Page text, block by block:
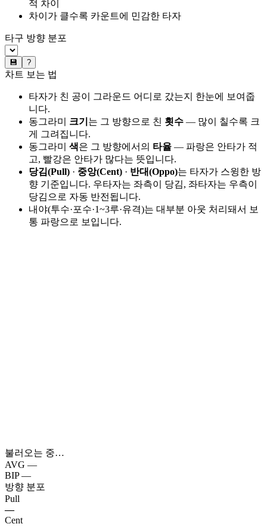
적 차이
차이가 클수록 카운트에 민감한 타자
타구 방향 분포
💾 ?
차트 보는 법
타자가 친 공이 그라운드 어디로 갔는지 한눈에 보여줍
니다.
동그라미 크기 는 그 방향으로 친 횟수 — 많이 칠수록 크
게 그려집니다.
동그라미 색은 그 방향에서의 타율 — 파랑은 안타가 적
고, 빨강은 안타가 많다는 뜻입니다.
당김(Pull) · 중앙(Cent) · 반대(Oppo)는 타자가 스윙한 방
향 기준입니다. 우타자는 좌측이 당김, 좌타자는 우측이
당김으로 자동 반전됩니다.
내야(투수·포수·1~3루·유격)는 대부분 아웃 처리돼서 보
통 파랑으로 보입니다.
불러오는 중…
AVG —
BIP —
방향 분포
Pull
—
Cent